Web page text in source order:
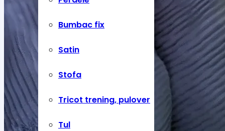
Bumbac fix
Satin
Stofa
Tricot trening, pulover
Tul